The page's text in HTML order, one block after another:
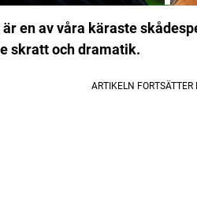
är en av våra käraste
skratt och dramatik.